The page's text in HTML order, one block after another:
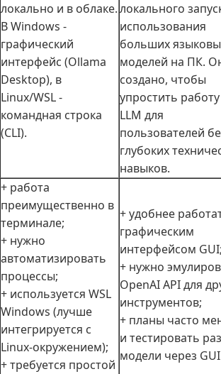
локально и в облаке.
В Windows -
графический
интерфейс (Ollama
Desktop), в
Linux/WSL -
командная строка
(CLI).
локального
использования
больших
моделей на ПК.
создано, чтобы
упростить
LLM для
пользователей
глубоких
навыков.
+ работа
преимущественно в
терминале;
+ нужно
автоматизировать
процессы;
+ используется WSL
Windows (лучше
интегрируется с
Linux‑окружением);
+ требуется простой
+ удобнее
графическим
интерфейсом
+ нужно
OpenAI API для
инструментов;
+ планы часто
и тестировать
модели через